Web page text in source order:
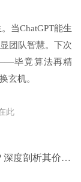
当ChatGPT能生
团队智慧。下次
毕竟算法再精
玄机。
此
析其价值与风险